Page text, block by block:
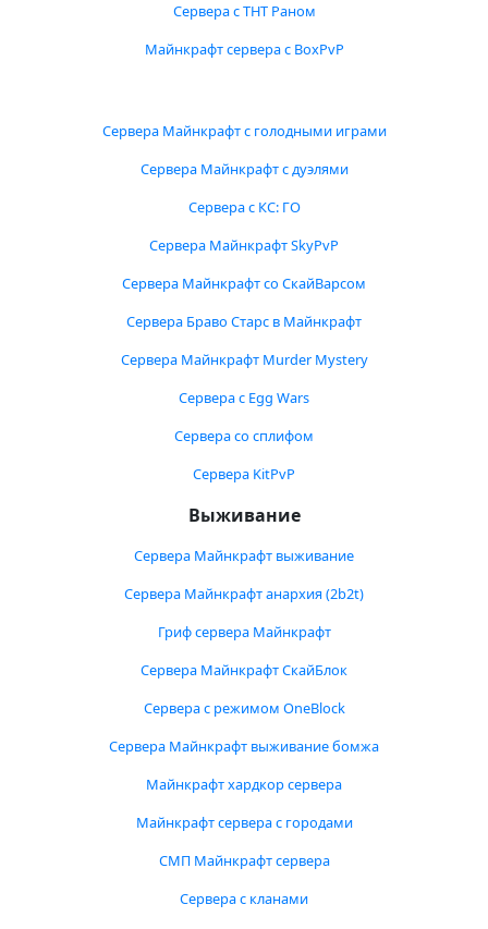
Сервера с ТНТ Раном
Майнкрафт сервера с BoxPvP
Сервера Майнкрафт с голодными играми
Сервера Майнкрафт с дуэлями
Сервера с КС: ГО
Сервера Майнкрафт SkyPvP
Сервера Майнкрафт со СкайВарсом
Сервера Браво Старс в Майнкрафт
Сервера Майнкрафт Murder Mystery
Сервера с Egg Wars
Сервера со сплифом
Сервера KitPvP
Выживание
Сервера Майнкрафт выживание
Сервера Майнкрафт анархия (2b2t)
Гриф сервера Майнкрафт
Сервера Майнкрафт СкайБлок
Сервера с режимом OneBlock
Сервера Майнкрафт выживание бомжа
Майнкрафт хардкор сервера
Майнкрафт сервера с городами
СМП Майнкрафт сервера
Сервера с кланами